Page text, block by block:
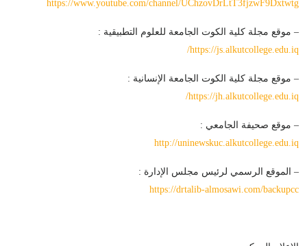
– موقع مجلة كلية الكوت الجامعة للعلوم التطبيقية :
– موقع مجلة كلية الكوت الجامعة الإنسانية :
– موقع صحيفة الجامعي :
http://uninewskuc.alkutcollege.edu.iq
– الموقع الرسمي لرئيس مجلس الإدارة :
https://drtalib-almosawi.com/backupcc